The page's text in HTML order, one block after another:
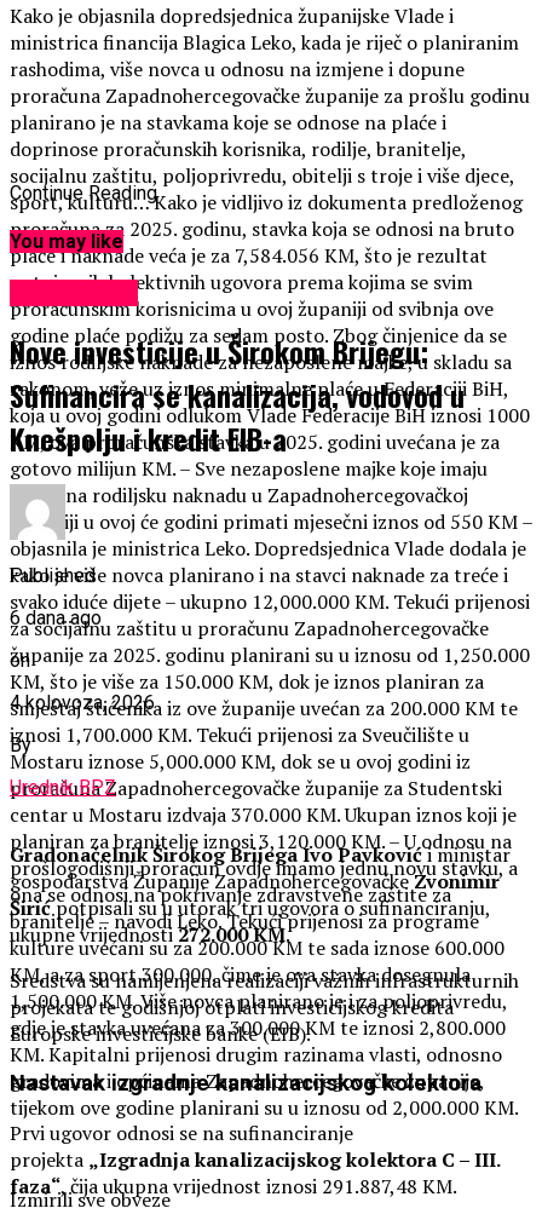
Kako je objasnila dopredsjednica županijske Vlade i
ministrica financija Blagica Leko, kada je riječ o planiranim
rashodima, više novca u odnosu na izmjene i dopune
proračuna Zapadnohercegovačke županije za prošlu godinu
planirano je na stavkama koje se odnose na plaće i
doprinose proračunskih korisnika, rodilje, branitelje,
socijalnu zaštitu, poljoprivredu, obitelji s troje i više djece,
sport, kulturu… Kako je vidljivo iz dokumenta predloženog
proračuna za 2025. godinu, stavka koja se odnosi na bruto
plaće i naknade veća je za 7,584.056 KM, što je rezultat
potpisanih kolektivnih ugovora prema kojima se svim
proračunskim korisnicima u ovoj županiji od svibnja ove
godine plaće podižu za sedam posto. Zbog činjenice da se
iznos rodiljske naknade za nezaposlene majke, u skladu sa
zakonom, veže uz iznos minimalne plaće u Federaciji BiH,
koja u ovoj godini odlukom Vlade Federacije BiH iznosi 1000
KM, ova proračunska stavka u 2025. godini uvećana je za
gotovo milijun KM. – Sve nezaposlene majke koje imaju
pravo na rodiljsku naknadu u Zapadnohercegovačkoj
županiji u ovoj će godini primati mjesečni iznos od 550 KM –
objasnila je ministrica Leko. Dopredsjednica Vlade dodala je
kako je više novca planirano i na stavci naknade za treće i
svako iduće dijete – ukupno 12,000.000 KM. Tekući prijenosi
za socijalnu zaštitu u proračunu Zapadnohercegovačke
županije za 2025. godinu planirani su u iznosu od 1,250.000
KM, što je više za 150.000 KM, dok je iznos planiran za
smještaj štićenika iz ove županije uvećan za 200.000 KM te
iznosi 1,700.000 KM. Tekući prijenosi za Sveučilište u
Mostaru iznose 5,000.000 KM, dok se u ovoj godini iz
proračuna Zapadnohercegovačke županije za Studentski
centar u Mostaru izdvaja 370.000 KM. Ukupan iznos koji je
planiran za branitelje iznosi 3,120.000 KM. – U odnosu na
prošlogodišnji proračun ovdje imamo jednu novu stavku, a
ona se odnosi na pokrivanje zdravstvene zaštite za
branitelje – navodi Leko. Tekući prijenosi za programe
kulture uvećani su za 200.000 KM te sada iznose 600.000
KM, a za sport 300.000, čime je ova stavka dosegnula
1,500.000 KM. Više novca planirano je i za poljoprivredu,
gdje je stavka uvećana za 300.000 KM te iznosi 2,800.000
KM. Kapitalni prijenosi drugim razinama vlasti, odnosno
gradovima i općinama Zapadnohercegovačke županije,
tijekom ove godine planirani su u iznosu od 2,000.000 KM.
Izmirili sve obveze
Continue Reading
You may like
Nove investicije u Širokom Brijegu:
Sufinancira se kanalizacija, vodovod u
Knešpolju i kredit EIB-a
Published
6 dana ago
on
4 kolovoza, 2026
By
Urednik BPZ
Gradonačelnik Širokog BrijegaIvo Pavkovići ministar
gospodarstva Županije ZapadnohercegovačkeZvonimir
Širićpotpisali su u utorak tri ugovora o sufinanciranju,
ukupne vrijednosti272.000 KM.
Sredstva su namijenjena realizaciji važnih infrastrukturnih
projekata te godišnjoj otplati investicijskog kredita
Europske investicijske banke (EIB).
Nastavak izgradnje kanalizacijskog kolektora
Prvi ugovor odnosi se na sufinanciranje
projekta „Izgradnja kanalizacijskog kolektora C – III.
faza“, čija ukupna vrijednost iznosi 291.887,48 KM.